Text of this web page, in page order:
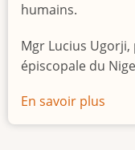
humains.
Mgr Lucius
épiscopale du
En savoir plus
Le